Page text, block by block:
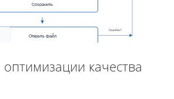
Сохранить
Открыть файл
Ошибка?
качества